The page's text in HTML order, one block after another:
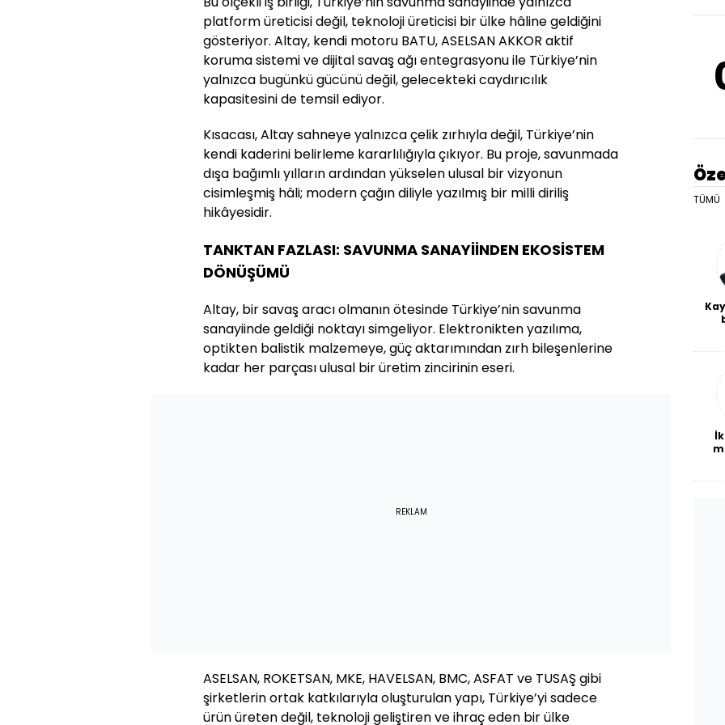
platform üreticisi değil, teknoloji üreticisi bir ülke hâline geldiğini
gösteriyor. Altay, kendi motoru BATU, ASELSAN AKKOR aktif
koruma sistemi ve dijital savaş ağı entegrasyonu ile Türkiye’nin
yalnızca bugünkü gücünü değil, gelecekteki caydırıcılık
kapasitesini de temsil ediyor.
Kısacası, Altay sahneye yalnızca çelik zırhıyla değil, Türkiye’nin
kendi kaderini belirleme kararlılığıyla çıkıyor. Bu proje, savunmada
dışa bağımlı yılların ardından yükselen ulusal bir vizyonun
cisimleşmiş hâli; modern çağın diliyle yazılmış bir milli diriliş
hikâyesidir.
TANKTAN FAZLASI: SAVUNMA SANAYİİNDEN EKOSİSTEM
DÖNÜŞÜMÜ
Altay, bir savaş aracı olmanın ötesinde Türkiye’nin savunma
sanayiinde geldiği noktayı simgeliyor. Elektronikten yazılıma,
optikten balistik malzemeye, güç aktarımından zırh bileşenlerine
kadar her parçası ulusal bir üretim zincirinin eseri.
REKLAM
ASELSAN, ROKETSAN, MKE, HAVELSAN, BMC, ASFAT ve TUSAŞ gibi
şirketlerin ortak katkılarıyla oluşturulan yapı, Türkiye’yi sadece
ürün üreten değil, teknoloji geliştiren ve ihraç eden bir ülke
TÜMÜ